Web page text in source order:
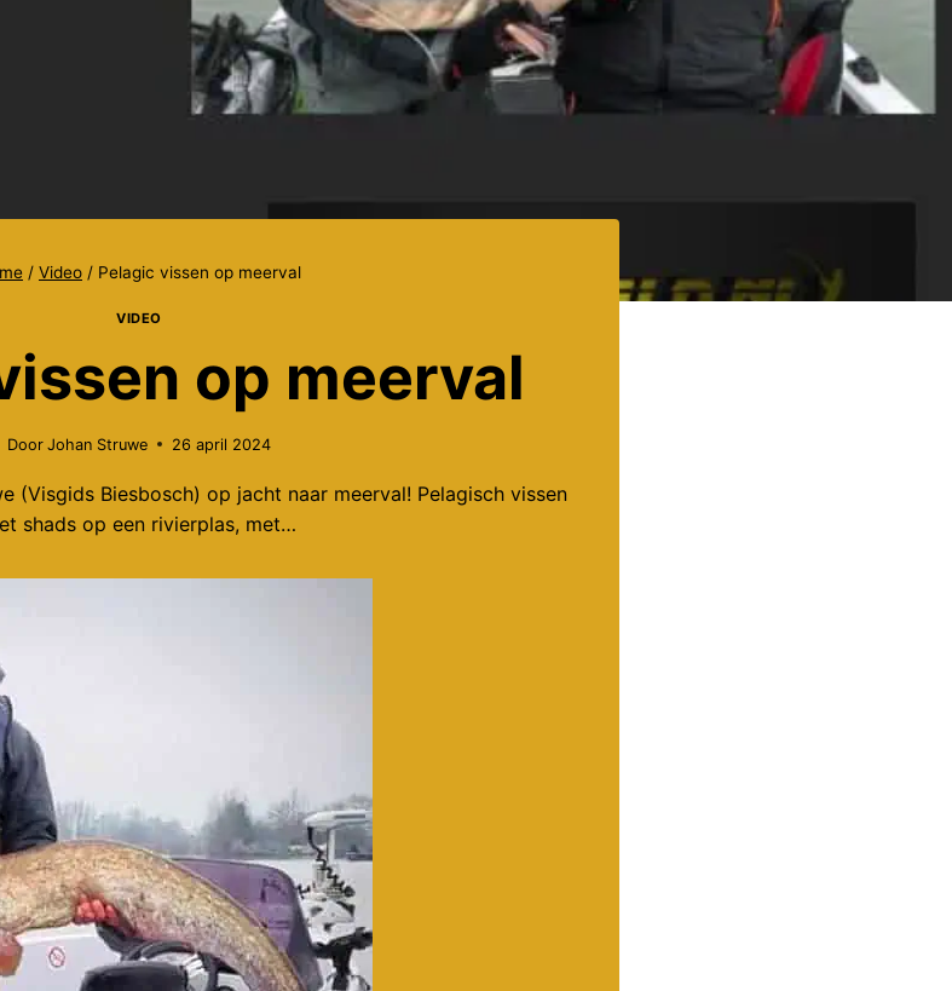
/ Video / Pelagic vissen op meerval
VIDEO
op meerval
Door Johan Struwe 26 april 2024
(Visgids Biesbosch) op jacht naar meerval! Pelagisch vissen
shads op een rivierplas, met…